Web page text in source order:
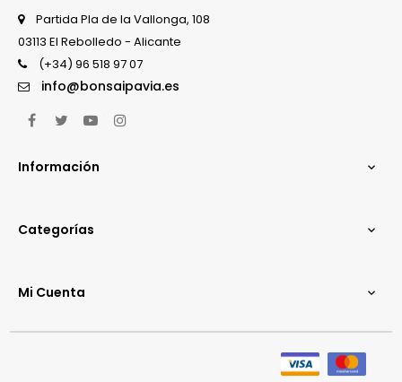
Partida Pla de la Vallonga, 108
03113 El Rebolledo - Alicante
(+34) 96 518 97 07
info@bonsaipavia.es
FacebookTwitterYouTube
Información 
Categorías 
Mi Cuenta 